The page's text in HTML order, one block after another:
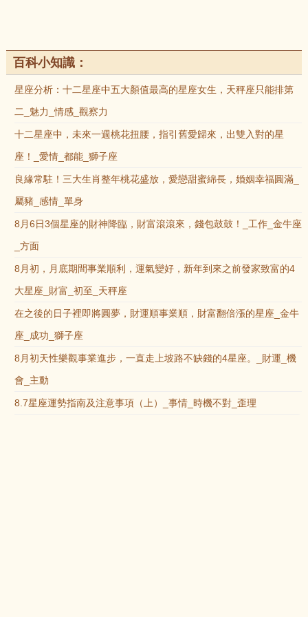
百科小知識：
星座分析：十二星座中五大顏值最高的星座女生，天秤座只能排第
二_魅力_情感_觀察力
十二星座中，未來一週桃花扭腰，指引舊愛歸來，出雙入對的星
座！_愛情_都能_獅子座
良緣常駐！三大生肖整年桃花盛放，愛戀甜蜜綿長，婚姻幸福圓滿_
屬豬_感情_單身
8月6日3個星座的財神降臨，財富滾滾來，錢包鼓鼓！_工作_金牛座
_方面
8月初，月底期間事業順利，運氣變好，新年到來之前發家致富的4
大星座_財富_初至_天秤座
在之後的日子裡即將圓夢，財運順事業順，財富翻倍漲的星座_金牛
座_成功_獅子座
8月初天性樂觀事業進步，一直走上坡路不缺錢的4星座。_財運_機
會_主動
8.7星座運勢指南及注意事項（上）_事情_時機不對_歪理